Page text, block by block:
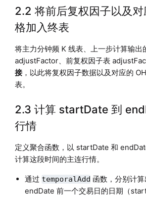
2.2 将前后复权因子以及对
格加入终表
将主力分钟频 K 线表、上一步计算输出
adjustFactor、前复权因子表
接，以此将复权因子数据以及对应的
表。
2.3 计算 startDate 到
行情
定义聚合函数，以 startDate 和
计算这段时间的主连行情。
通过 temporalAdd 函数，分别计
endDate 前一个交易日的日期（